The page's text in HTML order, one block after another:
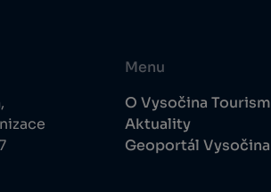
Menu
O Vysočina Tourism
Aktuality
Geoportál Vysočina